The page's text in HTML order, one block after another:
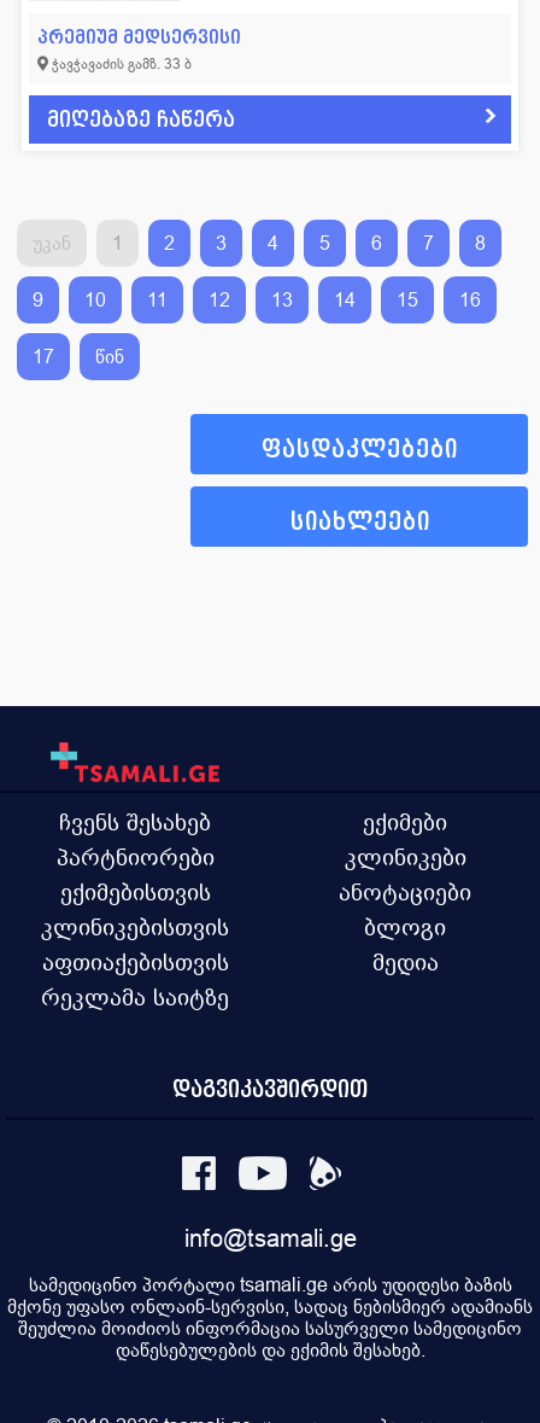
პრემიუმ მედსერვისი
ჭავჭავაძის გამზ. 33 ბ
მიღებაზე ჩაწერა
უკან 1 2 3 4 5 6 7 8
9 10 11 12 13 14 15 16
17 წინ
ფასდაკლებები
სიახლეები
ჩვენს შესახებ
პარტნიორები
ექიმებისთვის
კლინიკებისთვის
აფთიაქებისთვის
რეკლამა საიტზე
ექიმები
კლინიკები
ანოტაციები
ბლოგი
მედია
დაგვიკავშირდით
info@tsamali.ge
სამედიცინო პორტალი tsamali.ge არის უდიდესი ბაზის
მქონე უფასო ონლაინ-სერვისი, სადაც ნებისმიერ ადამიანს
შეუძლია მოიძიოს ინფორმაცია სასურველი სამედიცინო
დაწესებულების და ექიმის შესახებ.